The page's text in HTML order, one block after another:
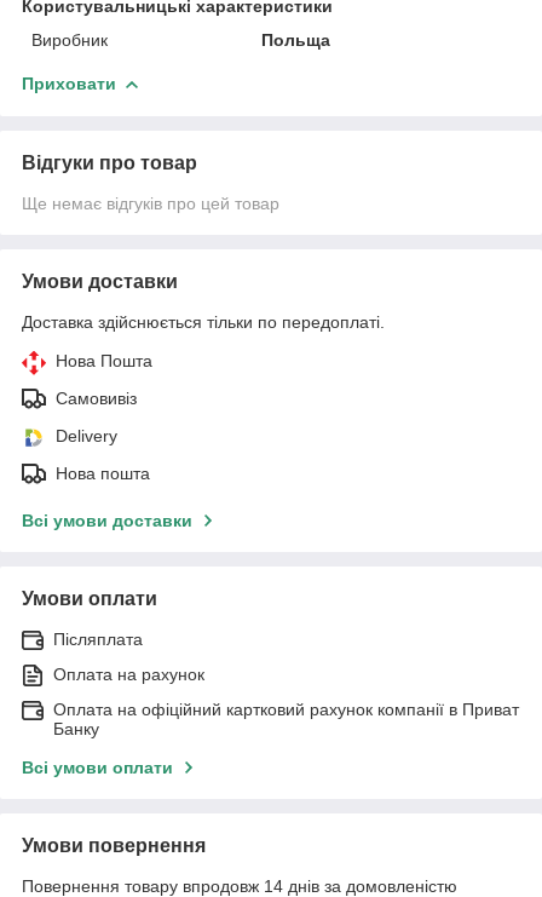
Користувальницькі характеристики
Виробник
Польща
Приховати
Відгуки про товар
Ще немає відгуків про цей товар
Умови доставки
Доставка здійснюється тільки по передоплаті.
Нова Пошта
Самовивіз
Delivery
Нова пошта
Всі умови доставки
Умови оплати
Післяплата
Оплата на рахунок
Оплата на офіційний картковий рахунок компанії в Приват
Банку
Всі умови оплати
Умови повернення
Повернення товару впродовж 14 днів за домовленістю